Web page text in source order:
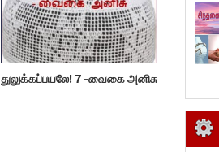
துலுக்கப்பயலே! 7 -வைகை அனிசு